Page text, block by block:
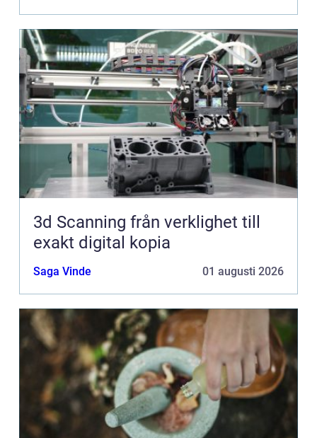
3d Scanning från verklighet till
exakt digital kopia
Saga Vinde 01 augusti 2026